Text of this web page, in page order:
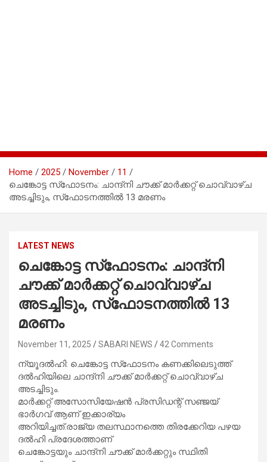
Home 2025 November
11
ചെങ്കോട്ട സ്‌ഫോടനം: ചാന്ദ്നി ചൗക്ക് മാര്‍ക്കറ്റ് ചൊവ്വാഴ്ച
അടച്ചിടും, സ്‌ഫോടനത്തില്‍ 13 മരണം
LATEST NEWS
ചെങ്കോട്ട സ്‌ഫോടനം: ചാന്ദ്നി
ചൗക്ക് മാര്‍ക്കറ്റ് ചൊവ്വാഴ്ച
അടച്ചിടും, സ്‌ഫോടനത്തില്‍ 13
മരണം
November 11, 2025 SABARI NEWS 42 Comments
ന്യൂദല്‍ഹി: ചെങ്കോട്ട സ്‌ഫോടനം കണക്കിലെടുത്ത്
ദല്‍ഹിയിലെ ചാന്ദ്നി ചൗക്ക് മാര്‍ക്കറ്റ് ചൊവ്വാഴ്ച
അടച്ചിടും.
മാര്‍ക്കറ്റ് അസോസിയേഷന്‍ പ്രസിഡന്റ് സഞ്ജയ്
ഭാര്‍ഗവ് ആണ് ഇക്കാര്യം
അറിയിച്ചത്.രാജ്യ തലസ്ഥാനത്തെ തിരക്കേറിയ പഴയ
ദല്‍ഹി പ്രദേശത്താണ്
ചെങ്കോട്ടയും ചാന്ദ്നി ചൗക്ക് മാര്‍ക്കറ്റും സ്ഥിതി